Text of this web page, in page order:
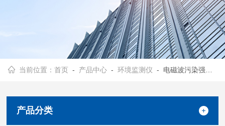
当前位置：首页 - 产品中心 -环境监测仪 - 电磁波污染强度计
产品分类